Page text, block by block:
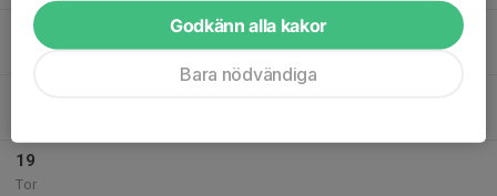
17
19
Tor
Godkänn alla kakor
Bara nödvändiga